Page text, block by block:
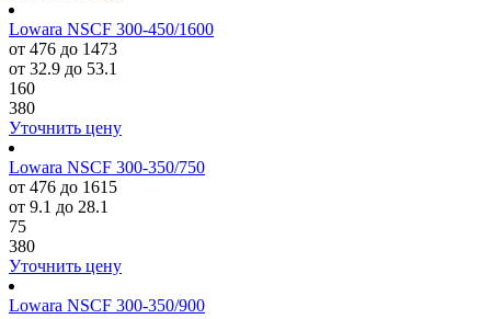
Lowara NSCF 300-450/1600
от 476 до 1473
от 32.9 до 53.1
160
380
Уточнить цену
Lowara NSCF 300-350/750
от 476 до 1615
от 9.1 до 28.1
75
380
Уточнить цену
Lowara NSCF 300-350/900